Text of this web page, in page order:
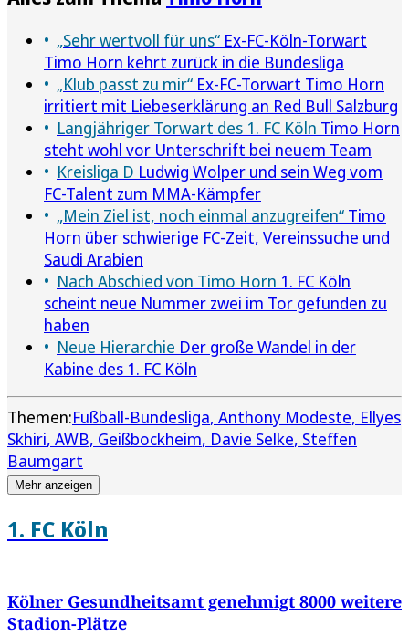
„Sehr wertvoll für uns“ Ex-FC-Köln-Torwart
Timo Horn kehrt zurück in die Bundesliga
„Klub passt zu mir“ Ex-FC-Torwart Timo Horn
irritiert mit Liebeserklärung an Red Bull Salzburg
Langjähriger Torwart des 1. FC Köln Timo Horn
steht wohl vor Unterschrift bei neuem Team
Kreisliga D Ludwig Wolper und sein Weg vom
FC-Talent zum MMA-Kämpfer
„Mein Ziel ist, noch einmal anzugreifen“ Timo
Horn über schwierige FC-Zeit, Vereinssuche und
Saudi Arabien
Nach Abschied von Timo Horn 1. FC Köln
scheint neue Nummer zwei im Tor gefunden zu
haben
Neue Hierarchie Der große Wandel in der
Kabine des 1. FC Köln
Themen:Fußball-Bundesliga Anthony Modeste Ellyes
Skhiri AWB Geißbockheim Davie Selke Steffen
Baumgart
Mehr anzeigen
1. FC Köln
Kölner Gesundheitsamt genehmigt 8000 weitere
Stadion-Plätze